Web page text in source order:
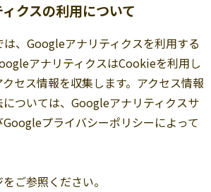
クスの利用について
、Googleアナリティクスを利用する
アナリティクスはCookieを利用し
セス情報を収集します。アクセス情報
ついては、Googleアナリティクスサ
プライバシーポリシーによって
ご参照ください。